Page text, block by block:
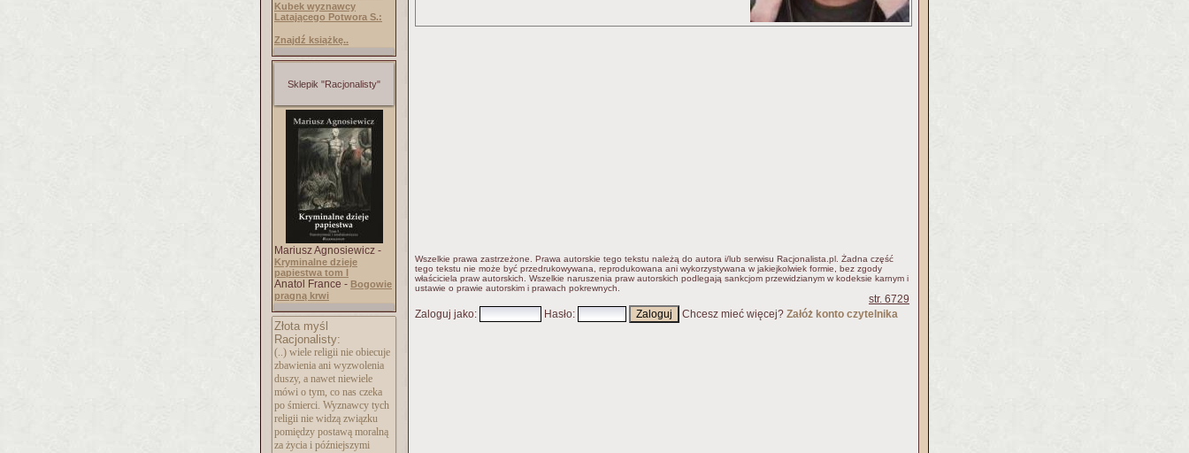
Kubek wyznawcy
Latającego Potwora S.:
Znajdź książkę..
Sklepik "Racjonalisty"
Mariusz Agnosiewicz -
Kryminalne dzieje
papiestwa tom I
Anatol France - Bogowie
pragną krwi
Złota myśl
Racjonalisty:
(..) wiele religii nie obiecuje
zbawienia ani wyzwolenia
duszy, a nawet niewiele
mówi o tym, co nas czeka
po śmierci. Wyznawcy tych
religii nie widzą związku
pomiędzy postawą moralną
za życia i późniejszymi
Wszelkie prawa zastrzeżone. Prawa autorskie tego tekstu należą do autora i/lub serwisu Racjonalista.pl. Żadna część
tego tekstu nie może być przedrukowywana, reprodukowana ani wykorzystywana w jakiejkolwiek formie, bez zgody
właściciela praw autorskich. Wszelkie naruszenia praw autorskich podlegają sankcjom przewidzianym w kodeksie karnym i
ustawie o prawie autorskim i prawach pokrewnych.
str. 6729
Zaloguj jako: Hasło: Chcesz mieć więcej? Załóż konto czytelnika